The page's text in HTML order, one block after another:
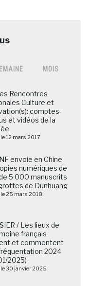
MOIS
Rencontres
Culture et
comptes-
et vidéos de la
12 mars 2017
envoie en Chine
numériques de
5 000 manuscrits
de Dunhuang
25 mars 2018
/ Les lieux de
français
et commentent
2024
2025)
30 janvier 2025